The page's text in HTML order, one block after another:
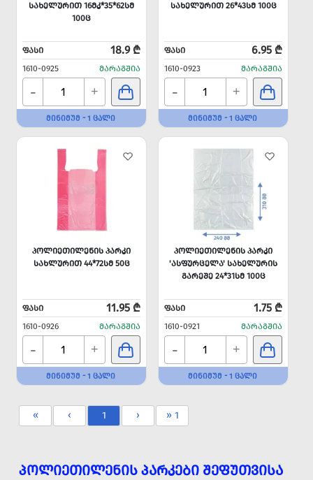
ᲡᲐᲮᲔᲚᲣᲠᲘᲗ 16ᲛᲙ*35*62ᲡᲛ
100Ც
ᲤᲐᲡᲘ 18.9 ₾
1610-0925 ᲛᲐᲠᲐᲒᲨᲘᲐ
- +
ᲛᲘᲜᲘᲛᲣᲛ - 1 ᲪᲐᲚᲘ
ᲡᲐᲮᲔᲚᲣᲠᲘᲗ 26*43ᲡᲛ 100Ც
ᲤᲐᲡᲘ 6.95 ₾
1610-0923 ᲛᲐᲠᲐᲒᲨᲘᲐ
- +
ᲛᲘᲜᲘᲛᲣᲛ - 1 ᲪᲐᲚᲘ
ᲞᲝᲚᲘᲔᲗᲘᲚᲔᲜᲘᲡ ᲞᲐᲠᲙᲘ
ᲡᲐᲮᲚᲣᲠᲘᲗ 44*72ᲡᲛ 50Ც
ᲤᲐᲡᲘ 11.95 ₾
1610-0926 ᲛᲐᲠᲐᲒᲨᲘᲐ
- +
ᲛᲘᲜᲘᲛᲣᲛ - 1 ᲪᲐᲚᲘ
ᲞᲝᲚᲘᲔᲗᲘᲚᲔᲜᲘᲡ ᲞᲐᲠᲙᲘ
'ᲐᲡᲤᲣᲠᲪᲔᲚᲐ' ᲡᲐᲮᲔᲚᲣᲠᲘᲡ
ᲒᲐᲠᲔᲨᲔ 24*31ᲡᲛ 100Ც
ᲤᲐᲡᲘ 1.75 ₾
1610-0921 ᲛᲐᲠᲐᲒᲨᲘᲐ
- +
ᲛᲘᲜᲘᲛᲣᲛ - 1 ᲪᲐᲚᲘ
« ‹ 1 › » 1
ᲞᲝᲚᲘᲔᲗᲘᲚᲔᲜᲘᲡ ᲞᲐᲠᲙᲔᲑᲘ ᲨᲔᲤᲣᲗᲕᲘᲡᲐ